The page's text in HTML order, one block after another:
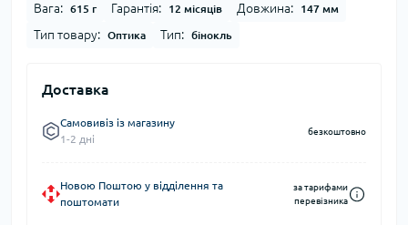
Вага: 615 г Гарантія: 12 місяців Довжина: 147 мм
Тип товару: Оптика Тип: бінокль
Доставка
Самовивіз із магазину
1-2 дні
безкоштовно
Новою Поштою у відділення та
поштомати
за тарифами
перевізника